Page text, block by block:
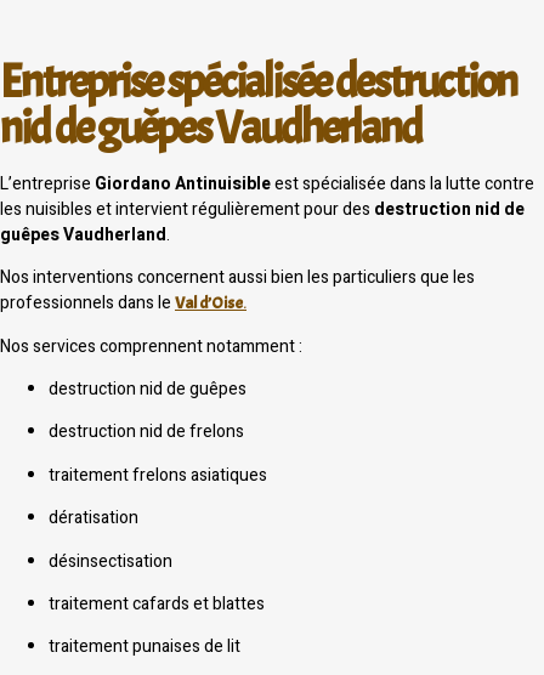
Entreprise spécialisée destruction
nid de guêpes Vaudherland
L’entreprise Giordano Antinuisibleest spécialisée dans la lutte contre
les nuisibles et intervient régulièrement pour des destruction nid de
guêpes Vaudherland.
Nos interventions concernent aussi bien les particuliers que les
professionnels dans le Val d’Oise.
Nos services comprennent notamment :
destruction nid de guêpes
destruction nid de frelons
traitement frelons asiatiques
dératisation
désinsectisation
traitement cafards et blattes
traitement punaises de lit